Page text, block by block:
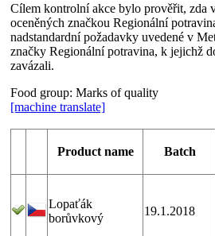
Cílem kontrolní akce bylo prověřit, zda
oceněných značkou Regionální
nadstandardní požadavky uvedené v
značky Regionální potravina, k jejichž
zavázali.
Food group: Marks of quality
[machine translate]
Product name Batch
Lopaťák
borůvkový
19.1.2018